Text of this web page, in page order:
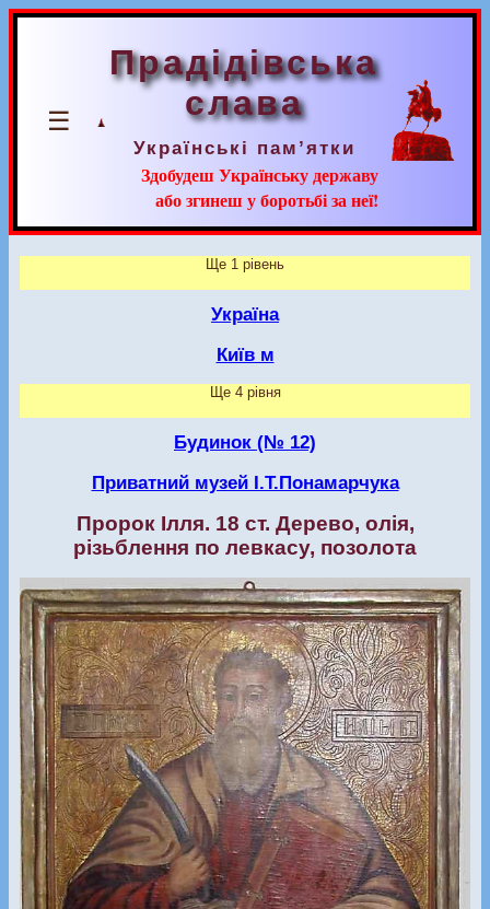
☰
Прадідівська
слава
Українські пам’ятки
Здобудеш Українську державу
або згинеш у боротьбі за неї!
Ще 1 рівень
Україна
Київ м
Ще 4 рівня
Будинок (№ 12)
Приватний музей І.Т.Понамарчука
Пророк Ілля. 18 ст. Дерево, олія,
різьблення по левкасу, позолота